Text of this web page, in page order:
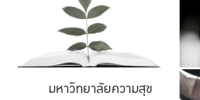
มหาวิทยาลัยความสุข